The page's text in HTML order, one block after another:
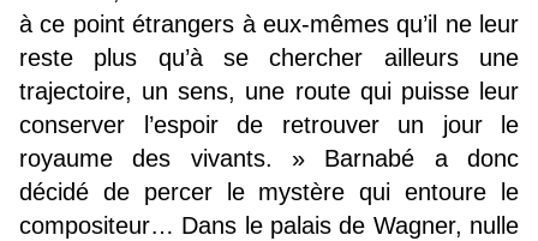
à ce point étrangers à eux-mêmes qu’il ne leur
reste plus qu’à se chercher ailleurs une
trajectoire, un sens, une route qui puisse leur
conserver l’espoir de retrouver un jour le
royaume des vivants. » Barnabé a donc
décidé de percer le mystère qui entoure le
compositeur… Dans le palais de Wagner, nulle